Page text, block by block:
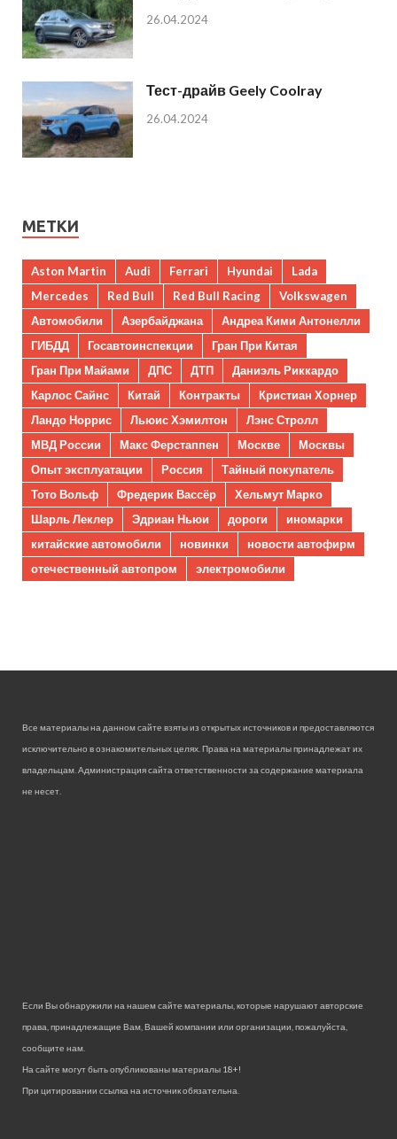
26.04.2024
Тест-драйв Geely Coolray
26.04.2024
МЕТКИ
Aston Martin Audi Ferrari Hyundai
Lada
Mercedes
Red Bull Red Bull Racing
Volkswagen
Автомобили
Азербайджана
Андреа Кими Антонелли
ГИБДД
Госавтоинспекции
Гран При Китая
Гран При Майами
ДПС ДТП
Даниэль Риккардо
Карлос Сайнс
Китай Контракты
Кристиан Хорнер
Ландо Норрис
Льюис Хэмилтон
Лэнс Стролл
МВД России
Макс Ферстаппен Москве
Москвы
Опыт эксплуатации
Россия
Тайный покупатель
Тото Вольф
Фредерик Вассёр
Хельмут Марко
Шарль Леклер
Эдриан Ньюи дороги
иномарки
китайские автомобили
новинки
новости автофирм
отечественный автопром
электромобили
Все материалы на данном сайте взяты из открытых источников и предоставляются
исключительно в ознакомительных целях. Права на материалы принадлежат их
владельцам. Администрация сайта ответственности за содержание материала
не несет.
Если Вы обнаружили на нашем сайте материалы, которые нарушают авторские
права, принадлежащие Вам, Вашей компании или организации, пожалуйста,
сообщите нам.
На сайте могут быть опубликованы материалы 18+!
При цитировании ссылка на источник обязательна.